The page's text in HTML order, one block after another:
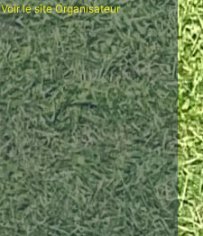
Voir le site Organisateur